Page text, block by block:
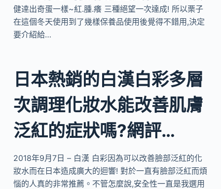
健逹出奇蛋一樣~紅.腫.癢 三種絕望一次達成! 所以栗子
在這個冬天使用到了幾樣保養品使用後覺得不錯用,決定
要介紹給…
日本熱銷的白漢白彩多層
次調理化妝水能改善肌膚
泛紅的症狀嗎?網評…
2018年9月7日 – 白漢 白彩因為可以改善臉部泛紅的化
妝水而在日本造成廣大的迴響! 對於一直有臉部泛紅而煩
惱的人真的非常推薦。不管怎麼說,安全性一直是我選用